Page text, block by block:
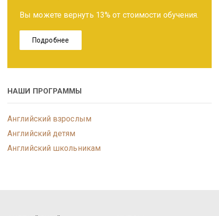
Вы можете вернуть 13% от стоимости обучения.
Подробнее
НАШИ ПРОГРАММЫ
Английский взрослым
Английский детям
Английский школьникам